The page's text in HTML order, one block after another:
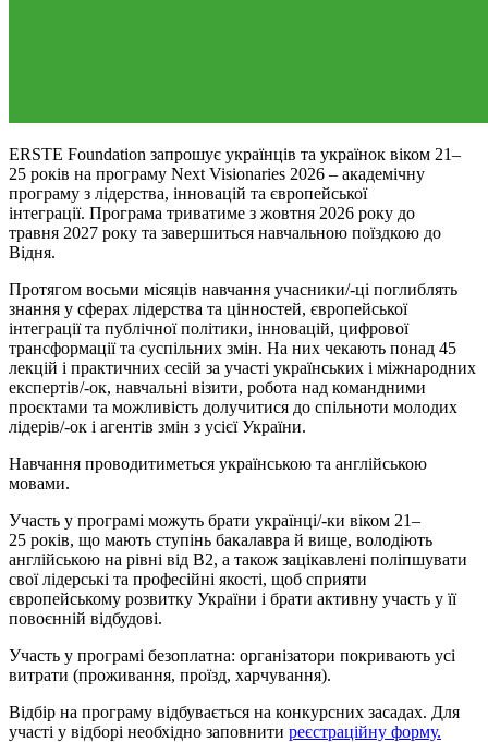
ERSTE Foundation запрошує українців та українок віком 21–
25 років на програму Next Visionaries 2026 – академічну
програму з лідерства, інновацій та європейської
інтеграції. Програма триватиме з жовтня 2026 року до
травня 2027 року та завершиться навчальною поїздкою до
Відня.
Протягом восьми місяців навчання учасники/-ці поглиблять
знання у сферах лідерства та цінностей, європейської
інтеграції та публічної політики, інновацій, цифрової
трансформації та суспільних змін. На них чекають понад 45
лекцій і практичних сесій за участі українських і міжнародних
експертів/-ок, навчальні візити, робота над командними
проєктами та можливість долучитися до спільноти молодих
лідерів/-ок і агентів змін з усієї України.
Навчання проводитиметься українською та англійською
мовами.
Участь у програмі можуть брати українці/-ки віком 21–
25 років, що мають ступінь бакалавра й вище, володіють
англійською на рівні від B2, а також зацікавлені поліпшувати
свої лідерські та професійні якості, щоб сприяти
європейському розвитку України і брати активну участь у її
повоєнній відбудові.
Участь у програмі безоплатна: організатори покривають усі
витрати (проживання, проїзд, харчування).
Відбір на програму відбувається на конкурсних засадах. Для
участі у відборі необхідно заповнити реєстраційну форму.